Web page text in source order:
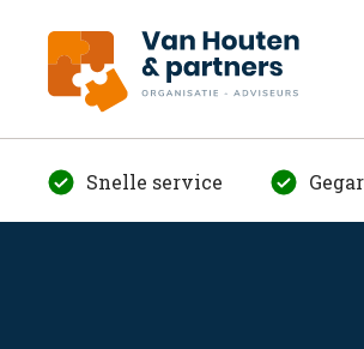
Snelle service